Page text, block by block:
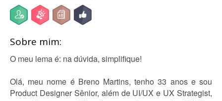
Sobre mim:
O meu lema é: na dúvida, simplifique!
Olá, meu nome é Breno Martins, tenho 33 anos e sou
Product Designer Sênior, além de UI/UX e UX Strategist,